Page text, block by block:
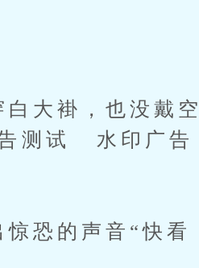
大褂，也没戴空
测试 水印广告
恐的声音“快看